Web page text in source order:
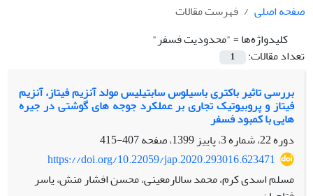
صفحه اصلی
فهرست مقالات
کلیدواژه‌ها ="محدودیت فسفر"
تعداد مقالات:
1
بررسی تاثیر باکتری باسیلوس سابتیلیس مولد آنزیم فیتاز، آنزیم
فیتاز و پروبیوتیک تجاری بر عملکرد جوجه های گوشتی در جیره
هایی با کمبود فسفر
دوره 22، شماره 3، پاییز 1399، صفحه
407-415
https://doi.org/10.22059/jap.2020.293016.623471
مسلم اسدی کرم، محمد سالارمعینی، محسن افشار منش، یاسر